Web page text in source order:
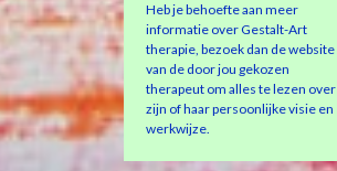
Heb je behoefte aan meer
informatie over Gestalt-Art
therapie, bezoek dan de website
van de door jou gekozen
therapeut om alles te lezen over
zijn of haar persoonlijke visie en
werkwijze.